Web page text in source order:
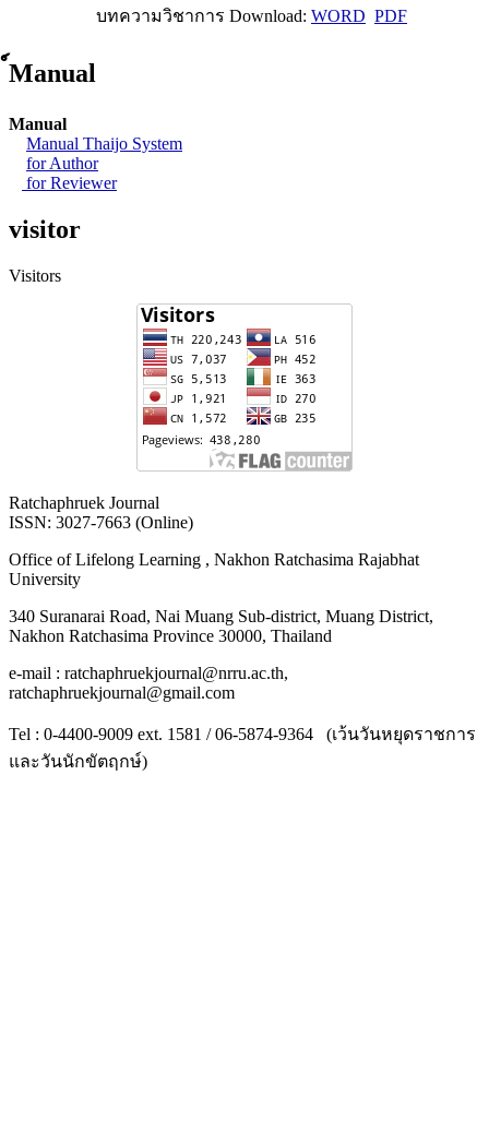
บทความวิชาการ Download: WORD PDF
์Manual
Manual
Manual Thaijo System
for Author
for Reviewer
visitor
Visitors
Ratchaphruek Journal
ISSN: 3027-7663 (Online)
Office of Lifelong Learning , Nakhon Ratchasima Rajabhat
University
340 Suranarai Road, Nai Muang Sub-district, Muang District,
Nakhon Ratchasima Province 30000, Thailand
e-mail : ratchaphruekjournal@nrru.ac.th,
ratchaphruekjournal@gmail.com
Tel : 0-4400-9009 ext. 1581 / 06-5874-9364 (เว้นวันหยุดราชการ
และวันนักขัตฤกษ์)